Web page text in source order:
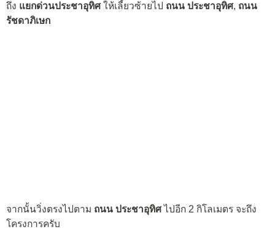
ถึง แยกด่วนประชาอุทิศให้เลี้ยวซ้ายไป ถนน ประชาอุทิศ, ถนน
รัชดาภิเษก
จากนั้นวิ่งตรงไปตาม ถนน ประชาอุทิศไปอีก 2 กิโลเมตร จะถึง
โครงการครับ